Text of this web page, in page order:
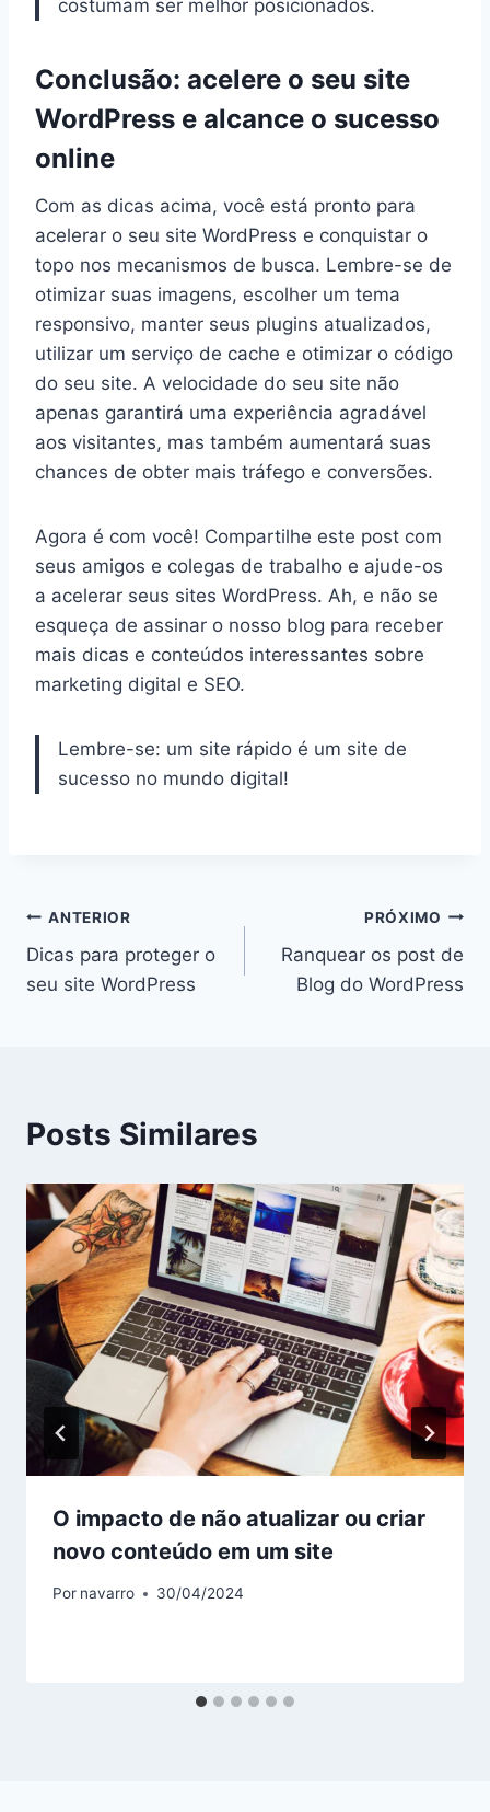
costumam ser melhor posicionados.
Conclusão: acelere o seu site
WordPress e alcance o sucesso
online
Com as dicas acima, você está pronto para
acelerar o seu site WordPress e conquistar o
topo nos mecanismos de busca. Lembre-se de
otimizar suas imagens, escolher um tema
responsivo, manter seus plugins atualizados,
utilizar um serviço de cache e otimizar o código
do seu site. A velocidade do seu site não
apenas garantirá uma experiência agradável
aos visitantes, mas também aumentará suas
chances de obter mais tráfego e conversões.
Agora é com você! Compartilhe este post com
seus amigos e colegas de trabalho e ajude-os
a acelerar seus sites WordPress. Ah, e não se
esqueça de assinar o nosso blog para receber
mais dicas e conteúdos interessantes sobre
marketing digital e SEO.
Lembre-se: um site rápido é um site de
sucesso no mundo digital!
ANTERIOR
Dicas para proteger o
seu site WordPress
PRÓXIMO
Ranquear os post de
Blog do WordPress
Posts Similares
O impacto de não atualizar ou criar
novo conteúdo em um site
Por navarro 30/04/2024